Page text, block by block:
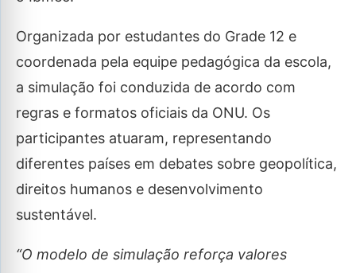
Organizada por estudantes do Grade 12 e
coordenada pela equipe pedagógica da escola,
a simulação foi conduzida de acordo com
regras e formatos oficiais da ONU. Os
participantes atuaram, representando
diferentes países em debates sobre geopolítica,
direitos humanos e desenvolvimento
sustentável.
“O modelo de simulação reforça valores